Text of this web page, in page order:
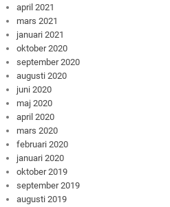
april 2021
mars 2021
januari 2021
oktober 2020
september 2020
augusti 2020
juni 2020
maj 2020
april 2020
mars 2020
februari 2020
januari 2020
oktober 2019
september 2019
augusti 2019